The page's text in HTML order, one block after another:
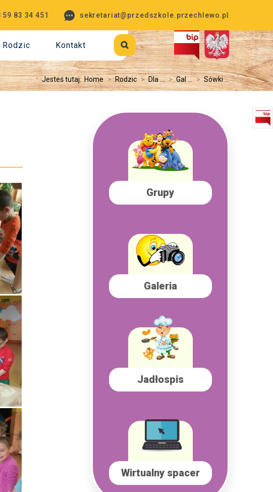
sekretariat@przedszkole.przechlewo.pl
59 83 34 451
Rodzic Kontakt
Jesteś tutaj:Home > Rodzic > Dla ... > Gal ... > Sówki ...
Grupy
Galeria
Jadłospis
Wirtualny spacer